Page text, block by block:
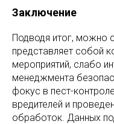
Заключение
Подводя итог, можно
представляет собой
мероприятий, слабо
менеджмента
фокус в пест-
вредителей и
обработок. Данных